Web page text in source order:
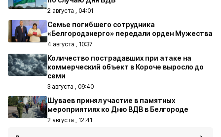
2 августа , 04:01
Семье погибшего сотрудника
«Белгородэнерго» передали орден Мужества
4 августа , 10:37
Количество пострадавших при атаке на
коммерческий объект в Короче выросло до
семи
3 августа , 09:40
Шуваев принял участие в памятных
мероприятиях ко Дню ВДВ в Белгороде
2 августа , 12:41